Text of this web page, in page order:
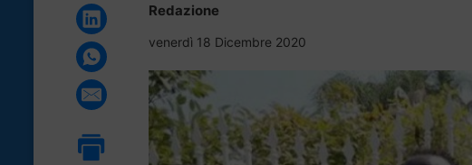
Redazione
venerdì 18 Dicembre 2020